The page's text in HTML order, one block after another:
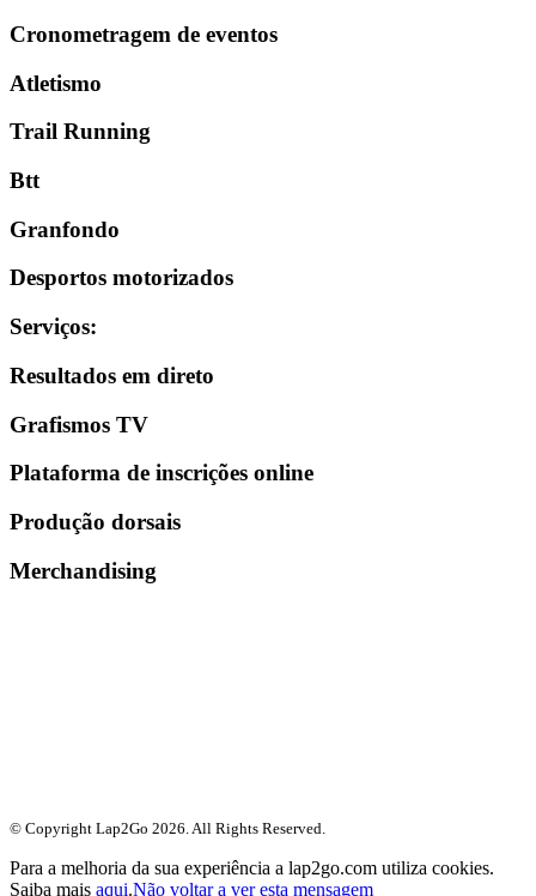
Cronometragem de eventos
Atletismo
Trail Running
Btt
Granfondo
Desportos motorizados
Serviços:
Resultados em direto
Grafismos TV
Plataforma de inscrições online
Produção dorsais
Merchandising
© Copyright Lap2Go 2026. All Rights Reserved.
Para a melhoria da sua experiência a lap2go.com utiliza cookies.
Saiba mais aqui.Não voltar a ver esta mensagem